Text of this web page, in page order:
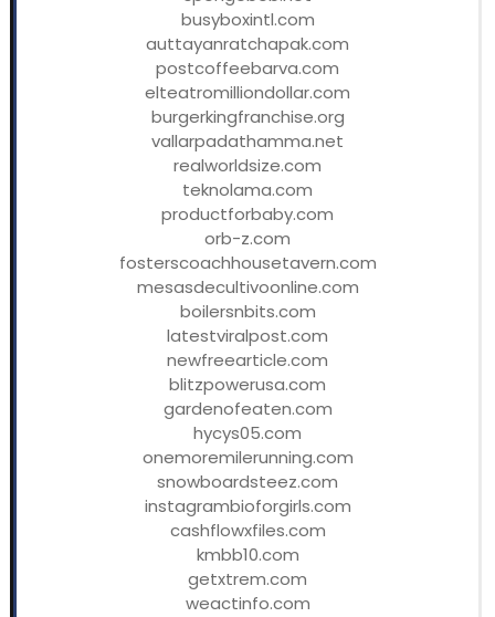
busyboxintl.com
auttayanratchapak.com
postcoffeebarva.com
elteatromilliondollar.com
burgerkingfranchise.org
vallarpadathamma.net
realworldsize.com
teknolama.com
productforbaby.com
orb-z.com
fosterscoachhousetavern.com
mesasdecultivoonline.com
boilersnbits.com
latestviralpost.com
newfreearticle.com
blitzpowerusa.com
gardenofeaten.com
hycys05.com
onemoremilerunning.com
snowboardsteez.com
instagrambioforgirls.com
cashflowxfiles.com
kmbb10.com
getxtrem.com
weactinfo.com